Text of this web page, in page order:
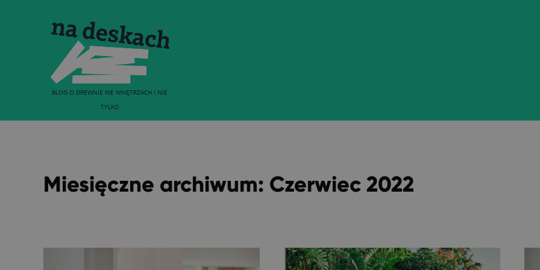
BLOG O DREWNIE WE WNĘTRZACH I NIE
TYLKO
Miesięczne archiwum: Czerwiec 2022